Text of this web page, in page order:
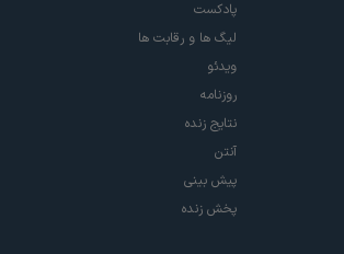
پادکست
لیگ ها و رقابت ها
ویدئو
روزنامه
نتایج زنده
آنتن
پیش بینی
پخش زنده